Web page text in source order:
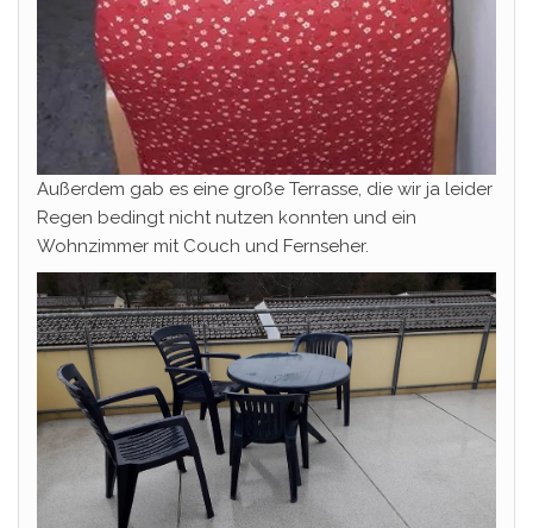
Außerdem gab es eine große Terrasse, die wir ja leider
Regen bedingt nicht nutzen konnten und ein
Wohnzimmer mit Couch und Fernseher.